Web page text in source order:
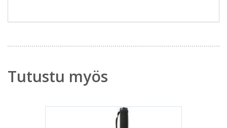
Tutustu myös